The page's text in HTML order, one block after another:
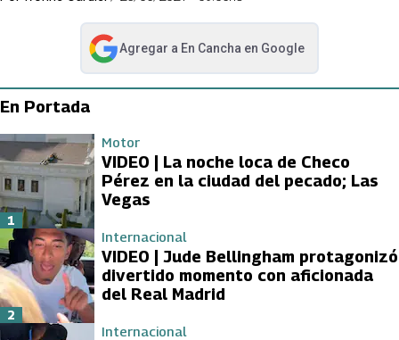
Agregar a En Cancha en Google
abre en nueva pestaña
En Portada
Motor
VIDEO | La noche loca de Checo
Pérez en la ciudad del pecado; Las
Vegas
1
Internacional
VIDEO | Jude Bellingham protagonizó
divertido momento con aficionada
del Real Madrid
2
Internacional